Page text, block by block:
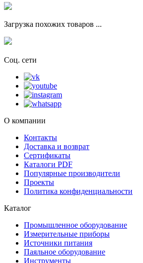
Загрузка похожих товаров ...
Соц. сети
О компании
Контакты
Доставка и возврат
Сертификаты
Каталоги PDF
Популярные производители
Проекты
Политика конфиденциальности
Каталог
Промышленное оборудование
Измерительные приборы
Источники питания
Паяльное оборудование
Инструменты